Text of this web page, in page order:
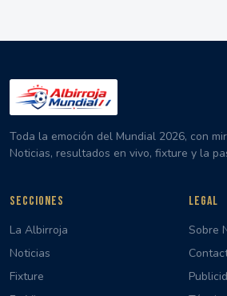
Toda la emoción del Mundial 2026, con
Noticias, resultados en vivo, fixture y la
SECCIONES
La Albirroja
Noticias
Fixture
LEGAL
Sobre